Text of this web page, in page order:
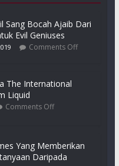
Sang Bocah Ajaib Dari
Evil Geniuses
Comments Off
The International
Liquid
Comments Off
Yang Memberikan
Daripada